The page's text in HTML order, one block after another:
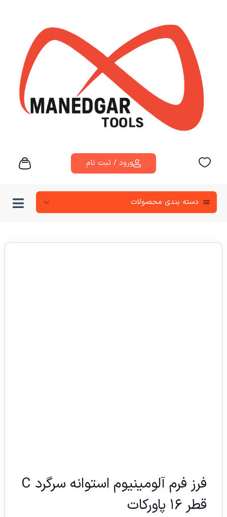
ورود / ثبت نام
دسته‌ بندی محصولات
فرز فرم آلومینیوم استوانه سرگرد C
قطر ۱۶ پاورکات